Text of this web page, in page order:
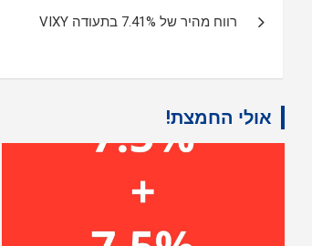
רווח מהיר של 7.41% בתעודה VIXY
אולי החמצת!